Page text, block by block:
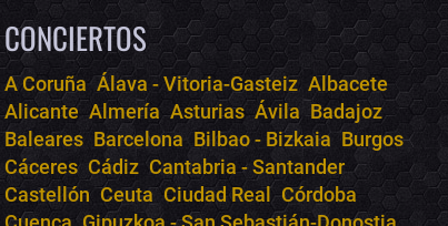
CONCIERTOS
A Coruña Álava - Vitoria-Gasteiz Albacete
Alicante Almería Asturias Ávila Badajoz
Baleares Barcelona Bilbao - Bizkaia Burgos
Cáceres Cádiz Cantabria - Santander
Castellón Ceuta Ciudad Real Córdoba